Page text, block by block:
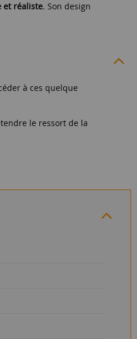
et réaliste. Son design
à ces quelque
le ressort de la